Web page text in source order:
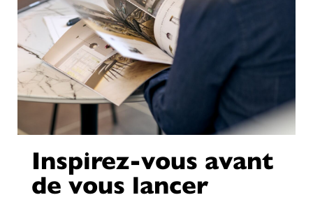
Inspirez-vous avant
de vous lancer